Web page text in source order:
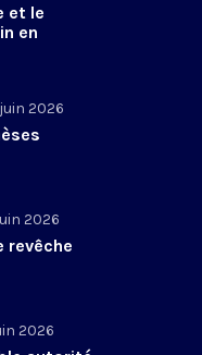
et le
en
2026
2026
revêche
2026